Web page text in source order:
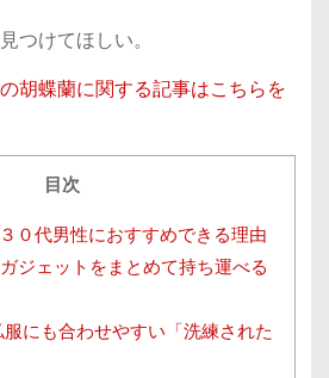
つけてほしい。
胡蝶蘭に関する記事はこちらを
目次
０代男性におすすめできる理由
ジェットをまとめて持ち運べる
にも合わせやすい「洗練された